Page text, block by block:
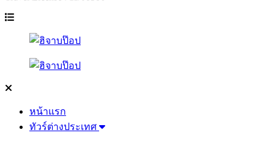
หน้าแรก
ทัวร์ต่างประเทศ